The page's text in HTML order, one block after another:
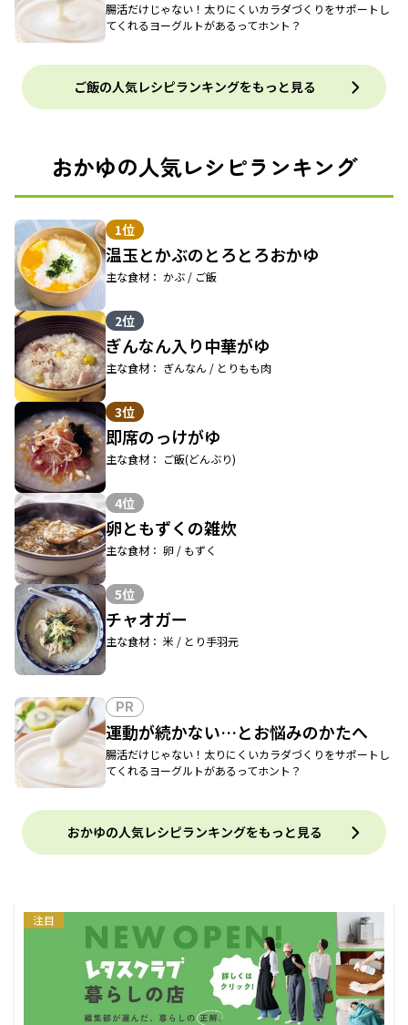
腸活だけじゃない！太りにくいカラダづくりをサポートし
てくれるヨーグルトがあるってホント？
ご飯の人気レシピランキングをもっと見る
おかゆの人気レシピランキング
1位
温玉とかぶのとろとろおかゆ
主な食材： かぶ / ご飯
2位
ぎんなん入り中華がゆ
主な食材： ぎんなん / とりもも肉
3位
即席のっけがゆ
主な食材： ご飯(どんぶり)
4位
卵ともずくの雑炊
主な食材： 卵 / もずく
5位
チャオガー
主な食材： 米 / とり手羽元
PR
運動が続かない…とお悩みのかたへ
腸活だけじゃない！太りにくいカラダづくりをサポートし
てくれるヨーグルトがあるってホント？
おかゆの人気レシピランキングをもっと見る
注目